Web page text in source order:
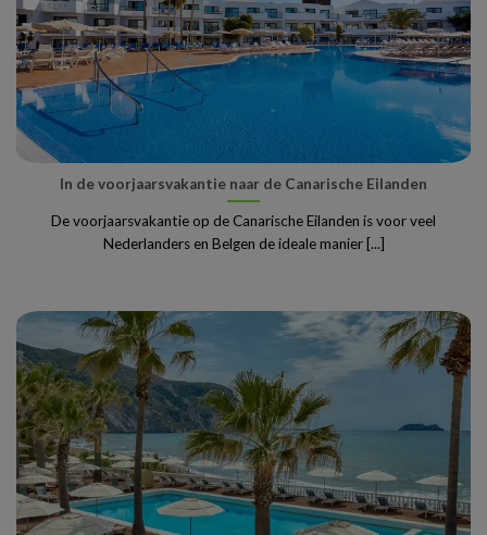
In de voorjaarsvakantie naar de Canarische Eilanden
De voorjaarsvakantie op de Canarische Eilanden is voor veel
Nederlanders en Belgen de ideale manier [...]